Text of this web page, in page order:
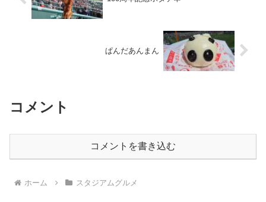
ぱんだあんまん
コメント
コメントを書き込む
ホーム スタジアムグルメ